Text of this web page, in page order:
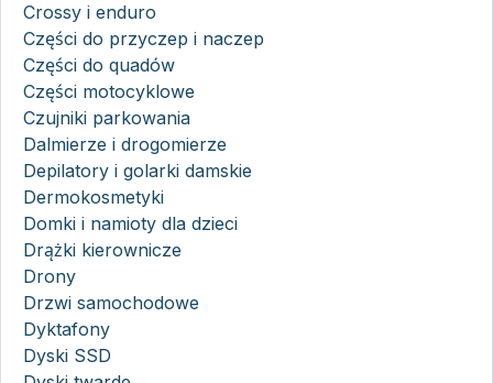
Crossy i enduro
Części do przyczep i naczep
Części do quadów
Części motocyklowe
Czujniki parkowania
Dalmierze i drogomierze
Depilatory i golarki damskie
Dermokosmetyki
Domki i namioty dla dzieci
Drążki kierownicze
Drony
Drzwi samochodowe
Dyktafony
Dyski SSD